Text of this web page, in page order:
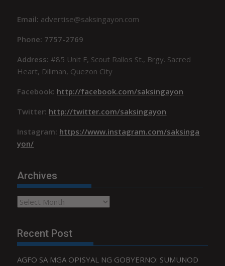
Email: advertise@saksingayon.com
Phone: 7757-2769
Address:#85 Unit F, Scout Rallos St., Brgy. Sacred
Heart, Diliman, Quezon City
Facebook: http://facebook.com/saksingayon
Twitter: http://twitter.com/saksingayon
Instagram: https://www.instagram.com/saksinga
yon/
Archives
Archives
Recent Post
AGFO SA MGA OPISYAL NG GOBYERNO: SUMUNOD